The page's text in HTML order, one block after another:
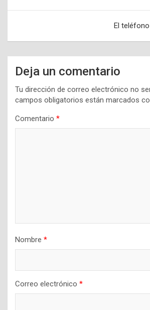
entradas
El
Deja un comentario
Tu dirección de correo electrónico no
campos obligatorios están marcados
Comentario *
Nombre *
Correo electrónico *